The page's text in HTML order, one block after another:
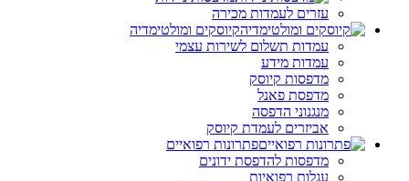
עזרים לעמדות מכירה
קיוסקים ומולטימדיה
עמדות תשלום לשירות עצמי
עמדות מידע
מדפסות קיוסק
מדפסת פאנל
מנגנוני הדפסה
אביזרים לעמדת קיוסק
פתרונות רפואיים
מדפסות להדפסת ידונים
עגלות רפואיות